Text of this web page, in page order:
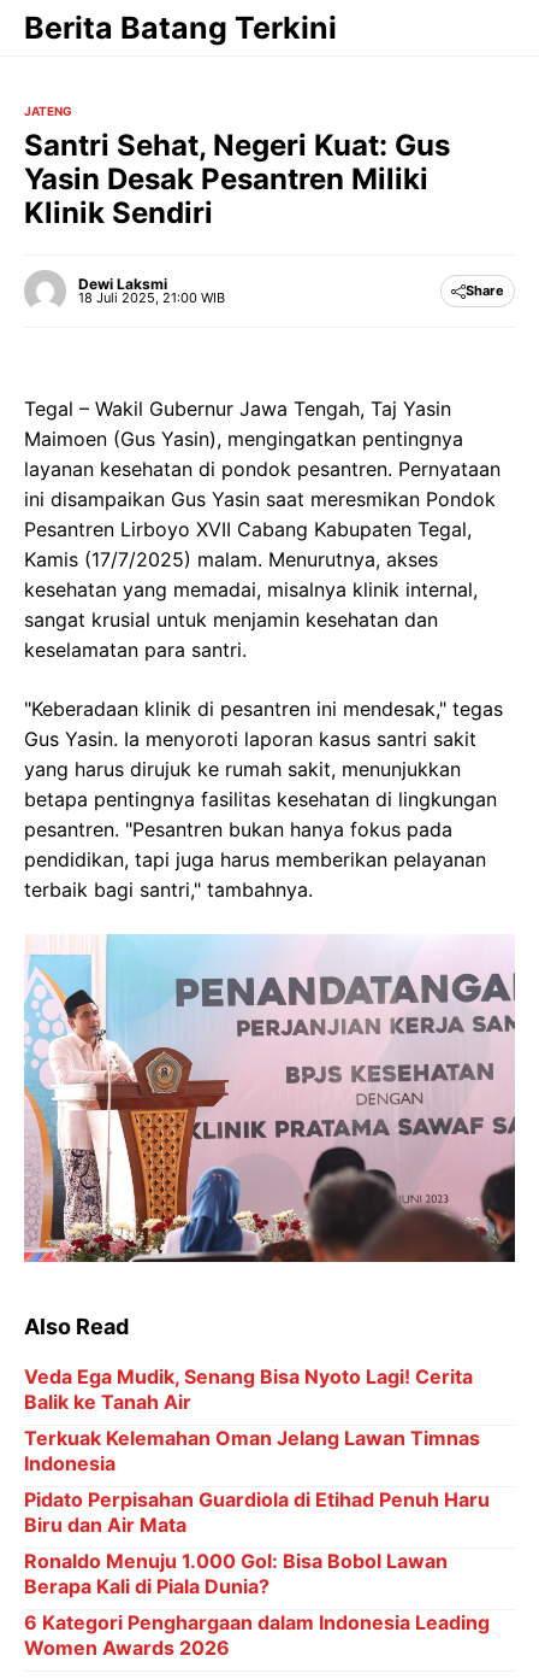
Langsung
Berita Batang Terkini
JATENG
Santri Sehat, Negeri Kuat: Gus
Yasin Desak Pesantren Miliki
Klinik Sendiri
Dewi Laksmi
18 Juli 2025, 21:00 WIB Share
Tegal – Wakil Gubernur Jawa Tengah, Taj Yasin
Maimoen (Gus Yasin), mengingatkan pentingnya
layanan kesehatan di pondok pesantren. Pernyataan
ini disampaikan Gus Yasin saat meresmikan Pondok
Pesantren Lirboyo XVII Cabang Kabupaten Tegal,
Kamis (17/7/2025) malam. Menurutnya, akses
kesehatan yang memadai, misalnya klinik internal,
sangat krusial untuk menjamin kesehatan dan
keselamatan para santri.
"Keberadaan klinik di pesantren ini mendesak," tegas
Gus Yasin. Ia menyoroti laporan kasus santri sakit
yang harus dirujuk ke rumah sakit, menunjukkan
betapa pentingnya fasilitas kesehatan di lingkungan
pesantren. "Pesantren bukan hanya fokus pada
pendidikan, tapi juga harus memberikan pelayanan
terbaik bagi santri," tambahnya.
Also Read
Veda Ega Mudik, Senang Bisa Nyoto Lagi! Cerita
Balik ke Tanah Air
Terkuak Kelemahan Oman Jelang Lawan Timnas
Indonesia
Pidato Perpisahan Guardiola di Etihad Penuh Haru
Biru dan Air Mata
Ronaldo Menuju 1.000 Gol: Bisa Bobol Lawan
Berapa Kali di Piala Dunia?
6 Kategori Penghargaan dalam Indonesia Leading
Women Awards 2026